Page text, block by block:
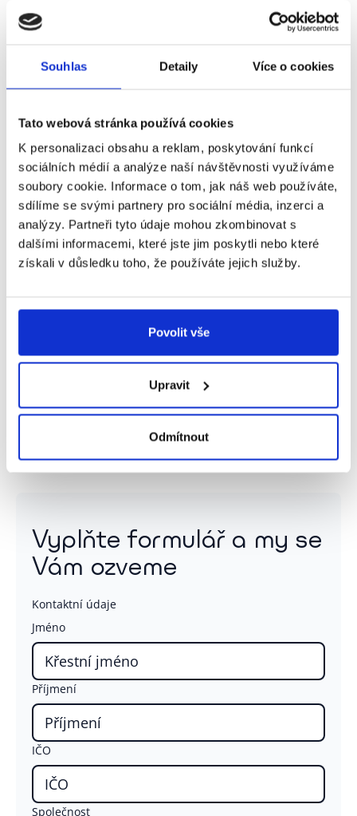
Souhlas Detaily Více o cookies
Tato webová stránka používá cookies
K personalizaci obsahu a reklam, poskytování funkcí
sociálních médií a analýze naší návštěvnosti využíváme
soubory cookie. Informace o tom, jak náš web používáte,
sdílíme se svými partnery pro sociální média, inzerci a
analýzy. Partneři tyto údaje mohou zkombinovat s
dalšími informacemi, které jste jim poskytli nebo které
získali v důsledku toho, že používáte jejich služby.
Povolit vše
Upravit
Odmítnout
GRiT pomáhá firmám řídit celý cyklus obchodních vztahů
od napojení partnerů a práce s produktovými daty přes
objednávky, dodávky, skladové řízení a obchodní doklady až
po vyhodnocování dodavatelů a legislativní povinnosti.
Propojujeme obchodní síť s interními procesy firmy
tak,
aby nákup, sklad, logistika a finance pracovaly nad stejnými
daty a navazovaly na sebe v jednom řízeném toku.
rozumí obchodní síti i vnitřnímu fungování firmy.
Pomáháme sjednotit data, doklady, partnery
procesy do jednoho ekosystému, který firmám umožňuje
zvládnout vyšší objem transakcí, rostoucí nároky byznysu i
Vyplňte formulář a my se
Vám ozveme
Kontaktní údaje
Jméno
Příjmení
IČO
Společnost